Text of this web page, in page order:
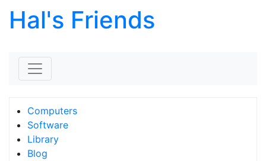
Hal's Friends
Computers
Software
Library
Blog